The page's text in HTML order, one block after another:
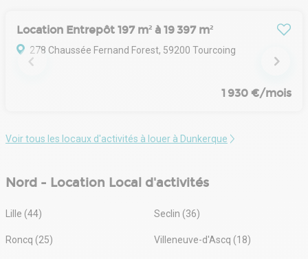
Location Entrepôt 197 m² à 19 397 m²
278 Chaussée Fernand Forest, 59200 Tourcoing
1 930 €/mois
Voir tous les locaux d'activités à louer à Dunkerque
Nord - Location Local d'activités
Lille (44) Seclin (36)
Roncq (25) Villeneuve-d'Ascq (18)